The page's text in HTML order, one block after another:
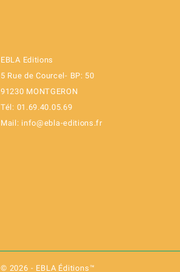
EBLA Editions
5 Rue de Courcel- BP: 50
91230 MONTGERON
Tél: 01.69.40.05.69
Mail: info@ebla-editions.fr
© 2026 - EBLA Éditions™